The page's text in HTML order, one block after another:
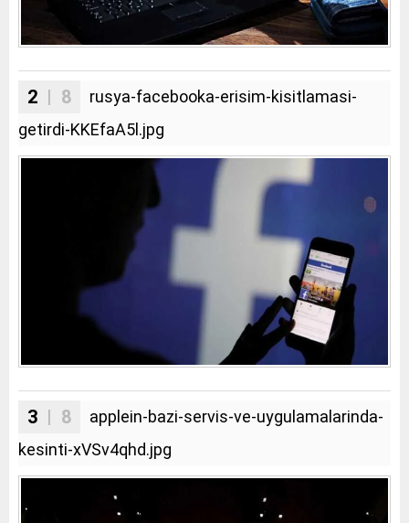
2 | 8
rusya-facebooka-erisim-kisitlamasi-
getirdi-KKEfaA5l.jpg
3 | 8
applein-bazi-servis-ve-uygulamalarinda-
kesinti-xVSv4qhd.jpg